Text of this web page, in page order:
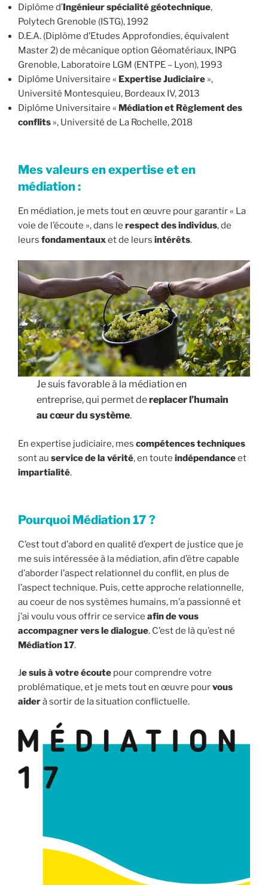
Diplôme d’ Ingénieur spécialité géotechnique,
Polytech Grenoble (ISTG), 1992
D.E.A. (Diplôme d’Etudes Approfondies, équivalent
Master 2) de mécanique option Géomatériaux, INPG
Grenoble, Laboratoire LGM (ENTPE – Lyon), 1993
Diplôme Universitaire « Expertise Judiciaire »,
Université Montesquieu, Bordeaux IV, 2013
Diplôme Universitaire « Médiation et Règlement des
conflits », Université de La Rochelle, 2018
Mes valeursen expertise et en
médiation :
En médiation, je mets tout en œuvre pour garantir « La
voie de l’écoute », dans le respect des individus, de
leurs fondamentauxet de leurs intérêts.
Je suis favorable à la médiation en
entreprise, qui permet dereplacer l’humain
au cœur du système.
En expertise judiciaire, mes compétences techniques
sont au service de la vérité, en toute indépendanceet
impartialité.
Pourquoi Médiation 17 ?
C’est tout d’abord en qualité d’expert de justice que je
me suis intéressée à la médiation, afin d’être capable
d’aborder l’aspect relationnel du conflit, en plus de
l’aspect technique. Puis, cette approche relationnelle,
au coeur de nos systèmes humains, m’a passionné et
j’ai voulu vous offrir ce service afin de vous
accompagner vers le dialogue. C’est de là qu’est né
Médiation 17.
Je suis à votre écoute pour comprendre votre
problématique, et je mets tout en œuvre pourvous
aiderà sortir de la situation conflictuelle.